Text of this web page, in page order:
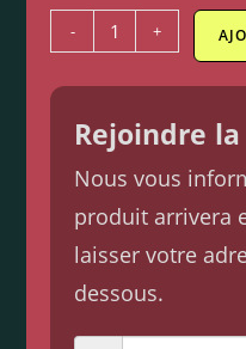
- +
Rejoindre
Nous vous
produit arrivera
laisser votre
dessous.